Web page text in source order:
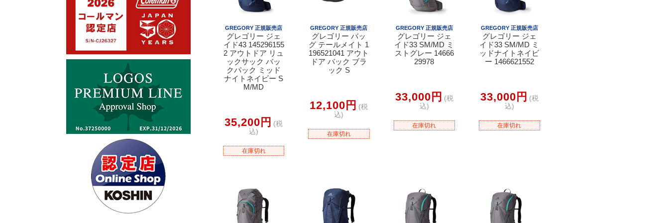
GREGORY 正規販売店
グレゴリー ジェ
イド43 145296155
2 アウトドア リュ
ックサック バッ
クパック ミッド
ナイトネイビー S
M/MD
35,200円 (税
込)
在庫切れ
GREGORY 正規販売店
グレゴリー バッ
グ テールメイト 1
196521041 アウト
ドア バック ブラ
ック S
12,100円 (税
込)
在庫切れ
GREGORY 正規販売店
グレゴリー ジェ
イド33 SM/MD ミ
ストグレー 14666
29978
33,000円 (税
込)
在庫切れ
GREGORY 正規販売店
グレゴリー ジェ
イド33 SM/MD ミ
ッドナイトネイビ
ー 1466621552
33,000円 (税
込)
在庫切れ